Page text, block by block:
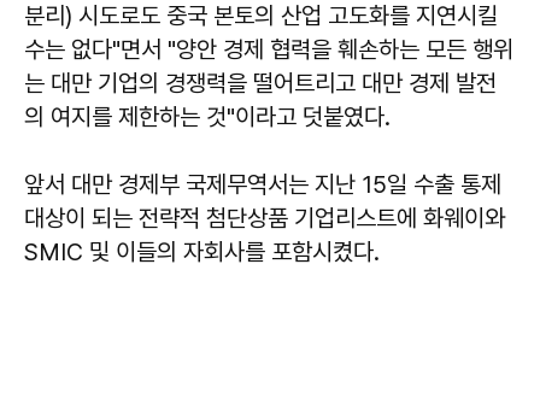
분리) 시도로도 중국 본토의 산업 고도화를 지연시킬
수는 없다"면서 "양안 경제 협력을 훼손하는 모든 행위
는 대만 기업의 경쟁력을 떨어트리고 대만 경제 발전
의 여지를 제한하는 것"이라고 덧붙였다.
앞서 대만 경제부 국제무역서는 지난 15일 수출 통제
대상이 되는 전략적 첨단상품 기업리스트에 화웨이와
SMIC 및 이들의 자회사를 포함시켰다.